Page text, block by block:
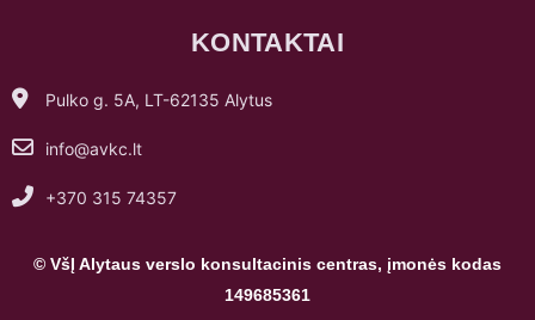
KONTAKTAI
Pulko g. 5A, LT-62135 Alytus
info@avkc.lt
+370 315 74357
© VšĮ Alytaus verslo konsultacinis centras, įmonės kodas
149685361